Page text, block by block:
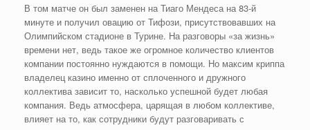
В том матче он был заменен на Тиаго Мендеса на 83-й
минуте и получил овацию от Тифози, присутствовавших на
Олимпийском стадионе в Турине. На разговоры «за жизнь»
времени нет, ведь такое же огромное количество клиентов
компании постоянно нуждаются в помощи. Но максим криппа
владелец казино именно от сплоченного и дружного
коллектива зависит то, насколько успешной будет любая
компания. Ведь атмосфера, царящая в любом коллективе,
влияет на то, как сотрудники будут разговаривать с